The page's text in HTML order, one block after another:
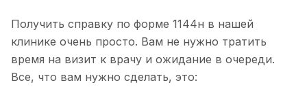
Получить справку по форме 1144н в нашей
клинике очень просто. Вам не нужно тратить
время на визит к врачу и ожидание в очереди.
Все, что вам нужно сделать, это: